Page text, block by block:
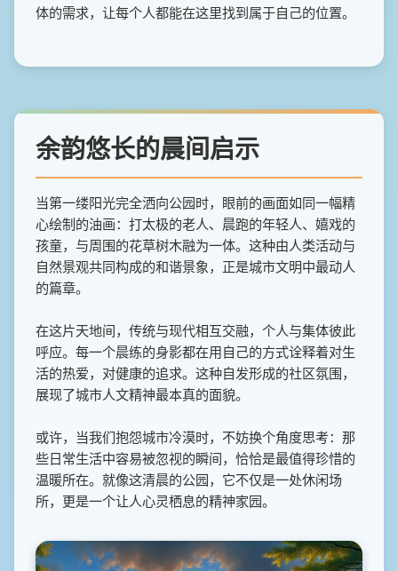
体的需求，让每个人都能在这里找到属于自己的位置。
余韵悠长的晨间启示
当第一缕阳光完全洒向公园时，眼前的画面如同一幅精
心绘制的油画：打太极的老人、晨跑的年轻人、嬉戏的
孩童，与周围的花草树木融为一体。这种由人类活动与
自然景观共同构成的和谐景象，正是城市文明中最动人
的篇章。
在这片天地间，传统与现代相互交融，个人与集体彼此
呼应。每一个晨练的身影都在用自己的方式诠释着对生
活的热爱，对健康的追求。这种自发形成的社区氛围，
展现了城市人文精神最本真的面貌。
或许，当我们抱怨城市冷漠时，不妨换个角度思考：那
些日常生活中容易被忽视的瞬间，恰恰是最值得珍惜的
温暖所在。就像这清晨的公园，它不仅是一处休闲场
所，更是一个让人心灵栖息的精神家园。